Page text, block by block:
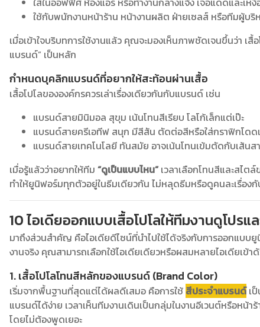
ใช้กับพนักงานหน้าร้าน หน้างานผลิต ฝ่ายเซลส์ หรือทีมผู้บริ
เมื่อเข้าใจบริบทการใช้งานแล้ว คุณจะมองเห็นภาพชัดเจนขึ้นว่า เ
แบรนด์” เป็นหลัก
กำหนดบุคลิกแบรนด์ที่อยากให้สะท้อนผ่านเสื้อ
เสื้อโปโลขององค์กรควรเล่าเรื่องเดียวกันกับแบรนด์ เช่น
แบรนด์สายมินิมอล สุขุม เน้นโทนสีเรียบ โลโก้เล็กแต่เป๊ะ
แบรนด์สายครีเอทีฟ สนุก มีสีสัน ตัดต่อสีหรือใส่กราฟิกโดด
แบรนด์สายเทคโนโลยี ทันสมัย อาจเน้นโทนเข้มตัดกับเส้น
เมื่อรู้แล้วว่าอยากให้ทีม “ดูเป็นแบบไหน”เวลาเลือกโทนสีและสไต
ทำให้ยูนิฟอร์มทุกตัวอยู่ในธีมเดียวกัน ไม่หลุดธีมหรือดูคนละเรื่อง
10 ไอเดียออกแบบเสื้อโปโลให้ทีมงานดูโปรแ
มาถึงส่วนสำคัญ คือไอเดียดีไซน์ที่นำไปใช้ได้จริงกับการออกแบ
งานจริง คุณสามารถเลือกใช้ไอเดียเดียวหรือผสมหลายไอเดียเข้
1. เสื้อโปโลโทนสีหลักของแบรนด์ (Brand Color)
เริ่มจากพื้นฐานที่สุดแต่ได้ผลดีเสมอ คือการใช้ สีประจำแบรนด์เป็
แบรนด์ได้ง่าย เวลาเห็นทีมงานเดินเป็นกลุ่มในงานอีเวนต์หรือห
โดยไม่ต้องพูดเยอะ